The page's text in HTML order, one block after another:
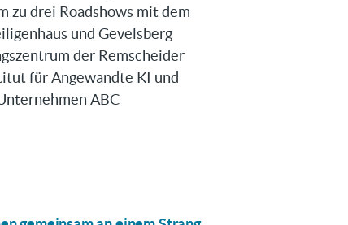
zu drei Roadshows mit dem
und Gevelsberg
der Remscheider
für Angewandte KI und
ABC